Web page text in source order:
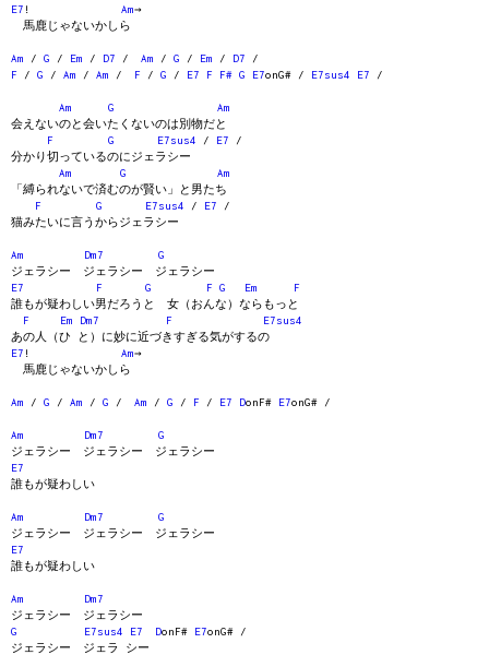
E7 ! Am→
馬鹿じゃないかしら
Am / G / Em / D7 / Am / G / Em / D7 /
F / G / Am / Am / F / G / E7 F F# G E7onG# / E7sus4 E7 /
Am G
Am
会えないのと会いたくないのは別物だと
F
G E7sus4 / E7 /
分かり切っているのにジェラシー
Am
G
Am
「縛られないで済むのが賢い」と男たち
F
G E7sus4 / E7 /
猫みたいに言うからジェラシー
Am Dm7
G
ジェラシー ジェラシー ジェラシー
E7
F G F G Em
F
誰もが疑わしい男だろうと 女（おんな）ならもっと
F
Em Dm7 F
E7sus4
あの人（ひ と）に妙に近づきすぎる気がするの
E7 ! Am→
馬鹿じゃないかしら
Am / G / Am / G / Am / G / F / E7 DonF# E7onG# /
Am Dm7
G
ジェラシー ジェラシー ジェラシー
E7
誰もが疑わしい
Am Dm7
G
ジェラシー ジェラシー ジェラシー
E7
誰もが疑わしい
Am
Dm7
ジェラシー ジェラシー
G
E7sus4 E7 DonF# E7onG# /
ジェラシー ジェラ シー